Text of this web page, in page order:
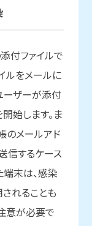
付ファイルで
ルをメールに
ーザーが添付
始します。ま
のメールアド
信するケース
端末は、感染
れることも
意が必要で